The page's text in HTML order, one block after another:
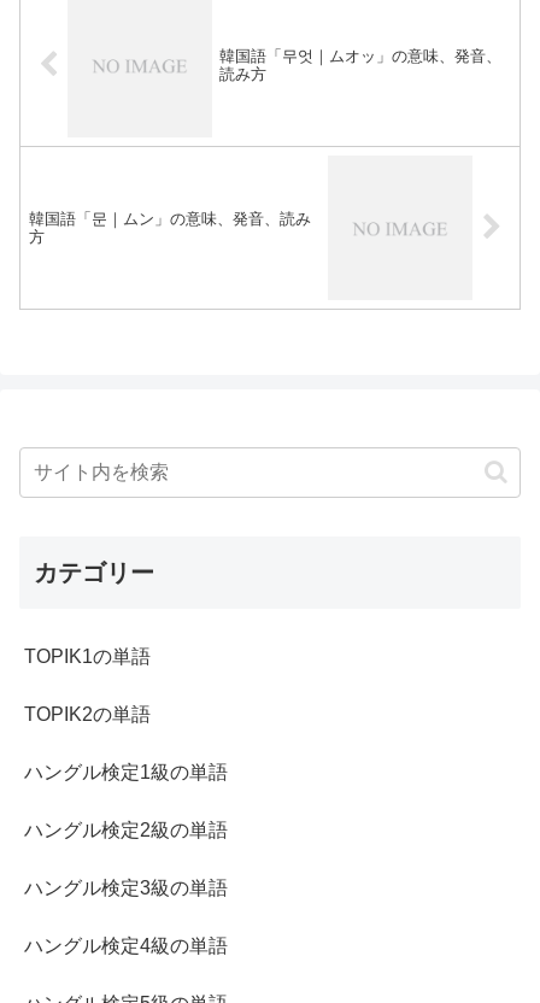
韓国語「무엇｜ムオッ」の意味、発音、
読み方
韓国語「문｜ムン」の意味、発音、読み
方
カテゴリー
TOPIK1の単語
TOPIK2の単語
ハングル検定1級の単語
ハングル検定2級の単語
ハングル検定3級の単語
ハングル検定4級の単語